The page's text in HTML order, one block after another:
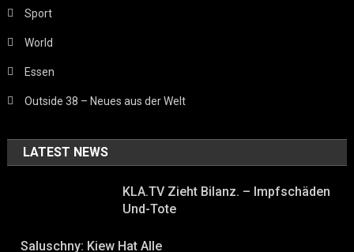
Sport
World
Essen
Outside 38 – Neues aus der Welt
LATEST NEWS
KLA.TV Zieht Bilanz. – Impfschäden
Und-Tote
Saluschny: Kiew Hat Alle